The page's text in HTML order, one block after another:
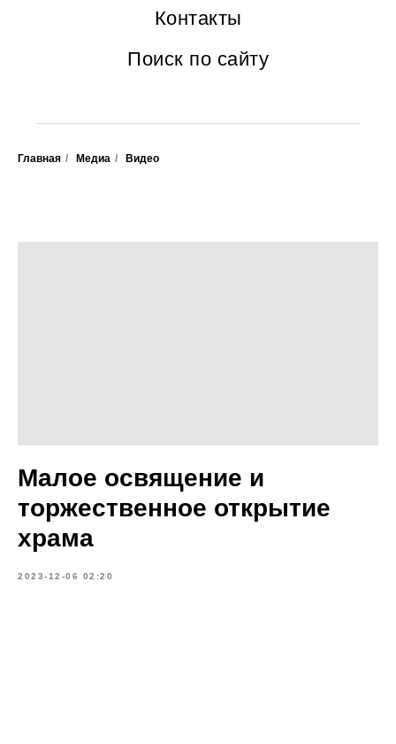
Контакты
Поиск по сайту
Главная / Медиа / Видео
Малое освящение и
торжественное открытие
храма
2023-12-06 02:20